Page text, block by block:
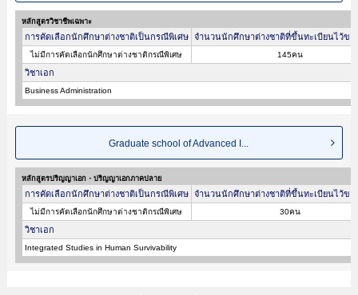
หลักสูตรวิชาชีพเฉพาะ
การคัดเลือกนักศึกษาต่างชาติเป็นกรณีพิเศษ จำนวนนักศึกษาต่างชาติที่ขึ้นทะเบียนไว้ขอ
ไม่มีการคัดเลือกนักศึกษาต่างชาติกรณีพิเศษ 145คน
วิชาเอก
Business Administration
Graduate school of Advanced I...
หลักสูตรปริญญาเอก・ปริญญาเอกภาคปลาย
การคัดเลือกนักศึกษาต่างชาติเป็นกรณีพิเศษ จำนวนนักศึกษาต่างชาติที่ขึ้นทะเบียนไว้ขอ
ไม่มีการคัดเลือกนักศึกษาต่างชาติกรณีพิเศษ 30คน
วิชาเอก
Integrated Studies in Human Survivability